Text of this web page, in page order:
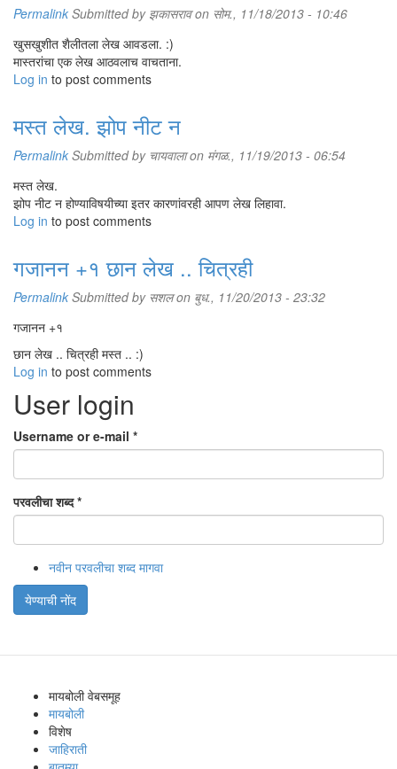
Permalink Submitted by झकासरावon सोम., 11/18/2013 - 10:46
खुसखुशीत शैलीतला लेख आवडला. :)
मास्तरांचा एक लेख आठवलाच वाचताना.
Log in to post comments
मस्त लेख. झोप नीट न
Permalink Submitted by चायवालाon मंगळ., 11/19/2013 - 06:54
मस्त लेख.
झोप नीट न होण्याविषयीच्या इतर कारणांवरही आपण लेख लिहावा.
Log in to post comments
गजानन +१ छान लेख .. चित्रही
Permalink Submitted by सशलon बुध., 11/20/2013 - 23:32
गजानन +१
छान लेख .. चित्रही मस्त .. :)
Log in to post comments
User login
Username or e-mail *
परवलीचा शब्द*
नवीन परवलीचा शब्द मागवा
येण्याची नोंद
मायबोली वेबसमूह
मायबोली
विशेष
जाहिराती